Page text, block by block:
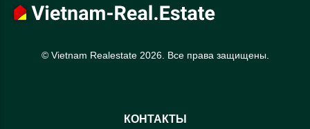
© Vietnam Realestate 2026. Все права защищены.
КОНТАКТЫ